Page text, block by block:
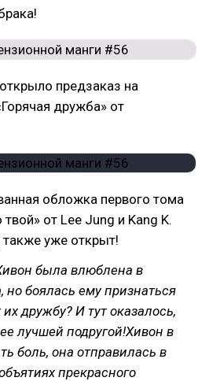
предзаказ на
дружба» от
обложка первого тома
от Lee Jung и Kang K.
уже открыт!
была влюблена в
но боялась ему признаться
дружбу? И тут оказалось,
лучшей подругой!Хивон в
боль, она отправилась в
прекрасного